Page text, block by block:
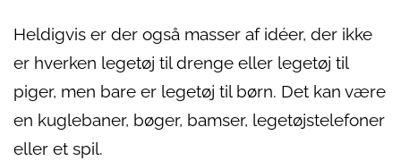
Heldigvis er der også masser af idéer, der ikke
er hverken legetøj til drenge eller legetøj til
piger, men bare er legetøj til børn. Det kan være
en kuglebaner, bøger, bamser, legetøjstelefoner
eller et spil.